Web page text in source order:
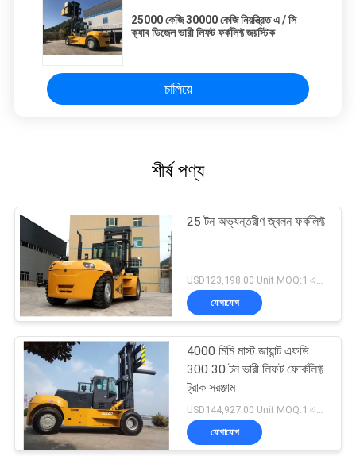
25000 কেজি 30000 কেজি নিয়ন্ত্রিত এ / সি
ক্যাব ডিজেল ভারী লিফট ফর্কলিফ্ট জয়স্টিক
চালিয়ে
শীর্ষ পণ্য
25 টন অভ্যন্তরীণ জ্বলন ফর্কলিফ্ট
USD123,198.00 Unit MOQ:1 একক
যোগাযোগ
4000 মিমি মাস্ট জায়ান্ট এফডি
300 30 টন ভারী লিফট ফোর্কলিফ্ট
ট্রাক সরঞ্জাম
যোগাযোগ